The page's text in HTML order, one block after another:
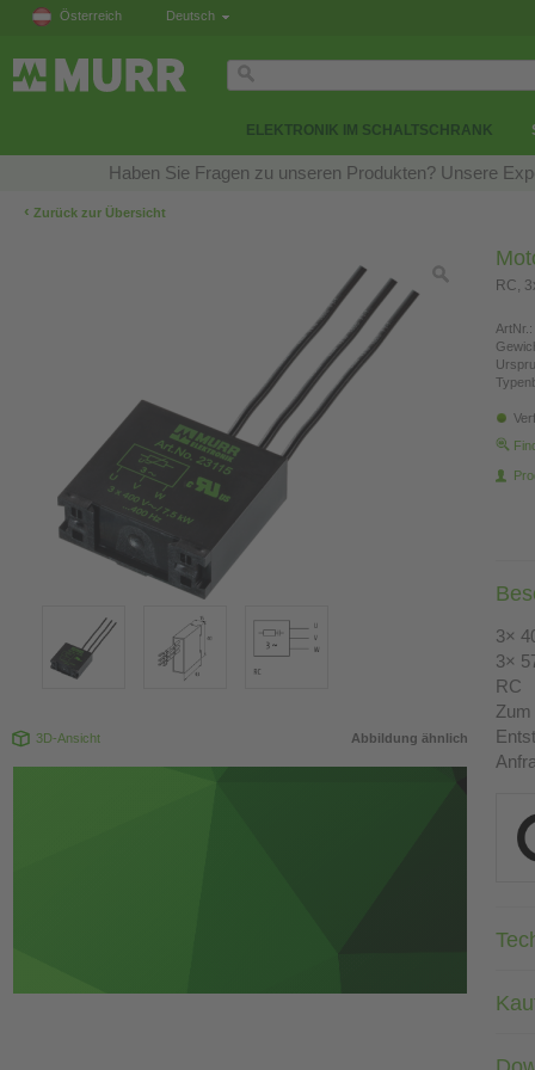
Österreich Deutsch
ELEKTRONIK IM SCHALTSCHRANK
Haben Sie Fragen zu unseren Produkten? Unsere
‹ Zurück zur Übersicht
3D-Ansicht Abbildung ähnlich
RC,
ArtNr.:
3×
3×
RC